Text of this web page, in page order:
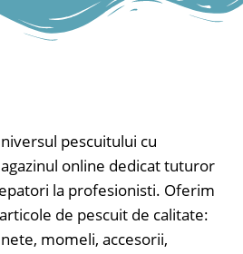
pescuitului cu
online dedicat tuturor
la profesionisti. Oferim
de pescuit de calitate:
momeli, accesorii,